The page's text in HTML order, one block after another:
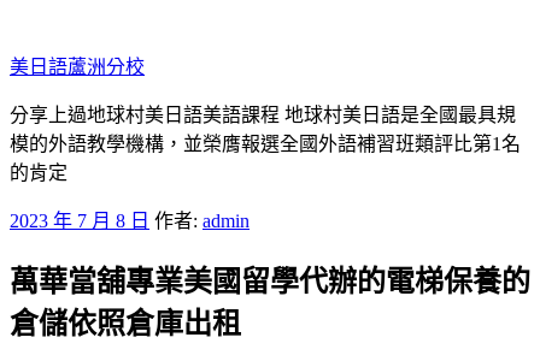
至
主
要
內
容
美日語蘆洲分校
分享上過地球村美日語美語課程 地球村美日語是全國最具規
模的外語教學機構，並榮膺報選全國外語補習班類評比第1名
的肯定
發
於
2023 年 7 月 8 日 作者: admin
萬華當舖專業美國留學代辦的電梯保養的
倉儲依照倉庫出租